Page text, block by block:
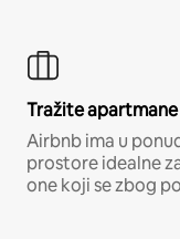
Tražite
Airbnb ima u
prostore idealne
one koji se zbog